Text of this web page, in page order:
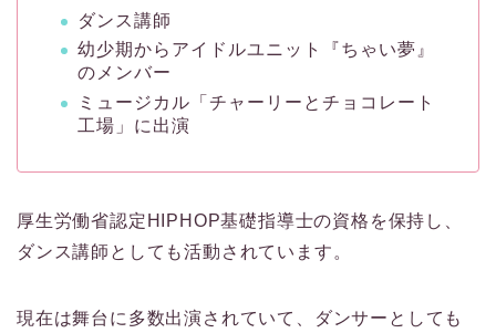
ダンス講師
幼少期からアイドルユニット『ちゃい夢』
のメンバー
ミュージカル「チャーリーとチョコレート
工場」に出演
厚生労働省認定HIPHOP基礎指導士の資格を保持し、
ダンス講師としても活動されています。
現在は舞台に多数出演されていて、ダンサーとしても